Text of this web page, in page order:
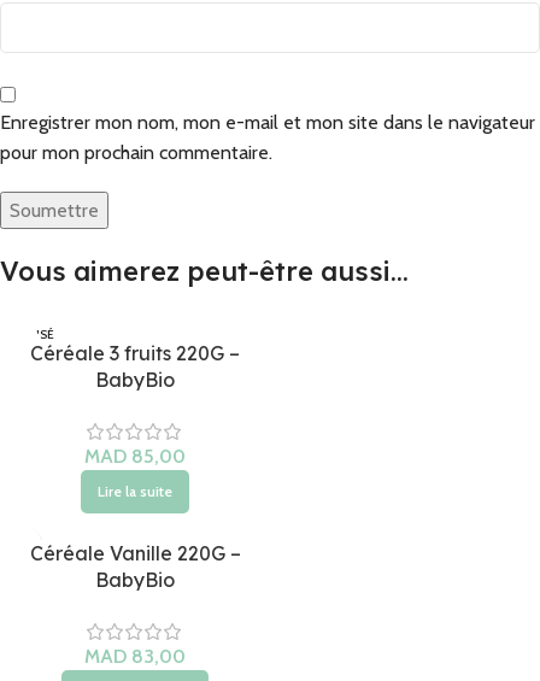
Enregistrer mon nom, mon e-mail et mon site dans le navigateur
pour mon prochain commentaire.
Vous aimerez peut-être aussi…
ÉPUISÉ
Céréale 3 fruits 220G –
BabyBio
Lire la suite
Céréale Vanille 220G –
BabyBio